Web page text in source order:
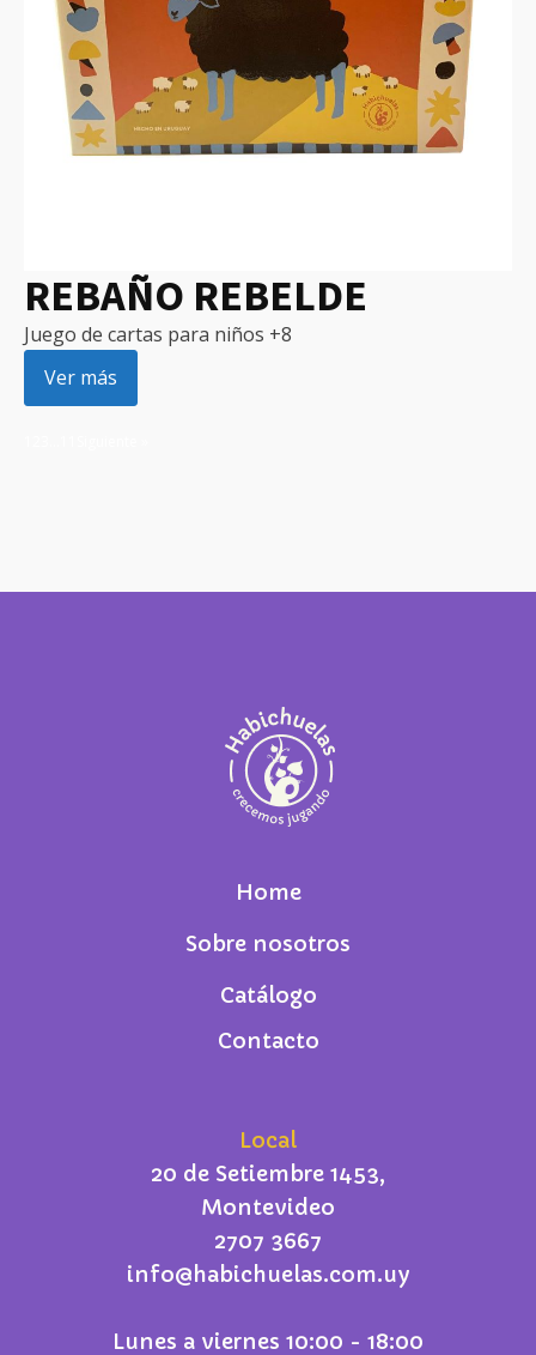
REBAÑO REBELDE
Juego de cartas para niños +8
Ver más
Home
Sobre nosotros
Catálogo
Contacto
Local
20 de Setiembre 1453,
Montevideo
2707 3667
info@habichuelas.com.uy
Lunes a viernes 10:00 - 18:00